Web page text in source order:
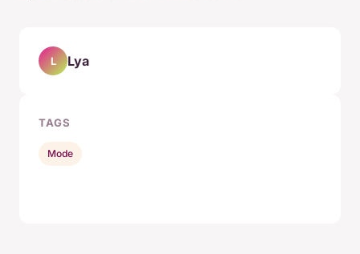
L Lya
TAGS
Mode